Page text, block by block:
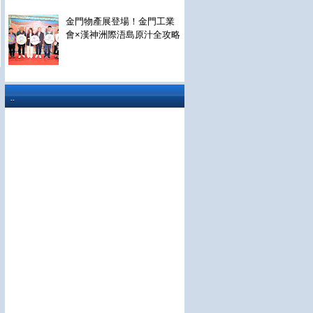
金門物產展登場！金門工業
會×漢神洲際浯島原汁全攻略
..